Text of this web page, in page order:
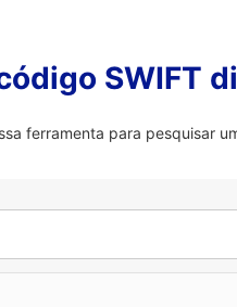
SWIFT
ferramenta para pesquisar